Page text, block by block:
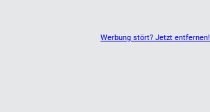
Werbung stört? Jetzt entfernen!